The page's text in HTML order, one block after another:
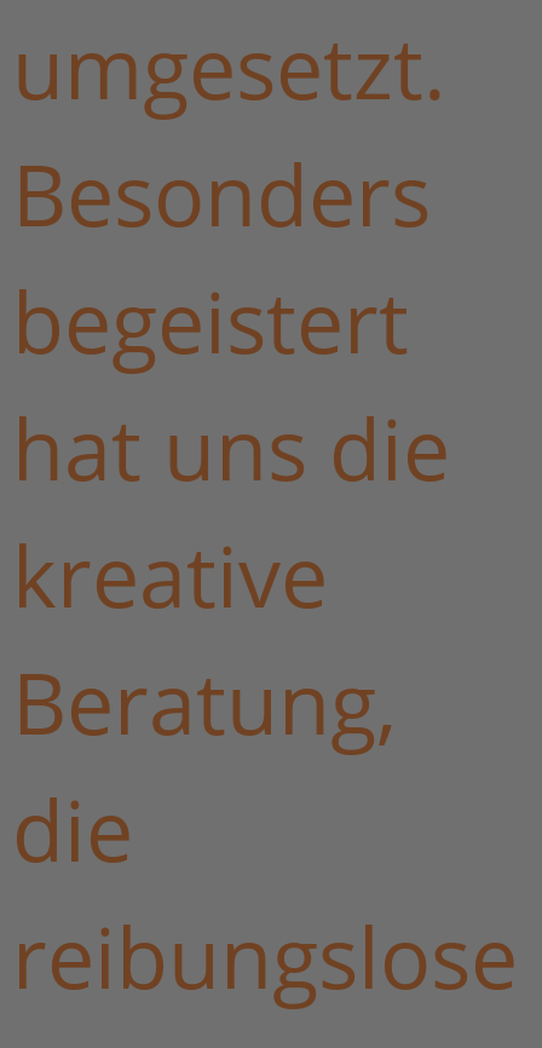
umgesetzt.
Besonders
begeistert
hat uns die
kreative
Beratung,
die
reibungslose